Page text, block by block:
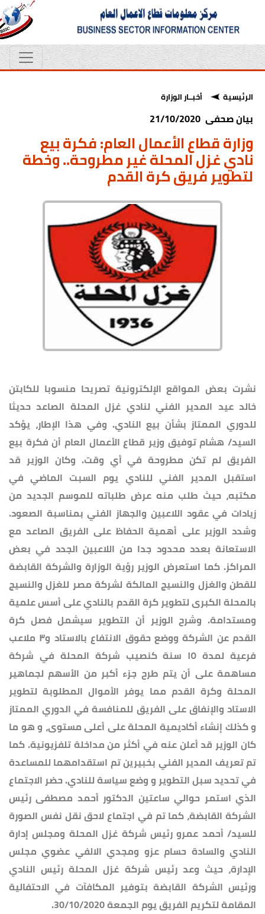
الرئيسية أخبــار الوزارة
بيان صحفى 21/10/2020
وزارة قطاع الأعمال العام: فكرة بيع
نادي غزل المحلة غير مطروحة.. وخطة
لتطوير فريق كرة القدم
نشرت بعض المواقع الإلكترونية تصريحا منسوبا للكابتن
خالد عيد المدير الفني لنادي غزل المحلة الصاعد حديثا
للدوري الممتاز بشأن بيع النادي. وفي هذا الإطار، يؤكد
السيد/ هشام توفيق وزير قطاع الأعمال العام أن فكرة بيع
الفريق لم تكن مطروحة في أي وقت. وكان الوزير قد
استقبل المدير الفني للنادي يوم السبت الماضي في
مكتبه، حيث طلب منه عرض طلباته للموسم الجديد من
زيادات في عقود اللاعبين والجهاز الفني بمناسبة الصعود.
وشدد الوزير على أهمية الحفاظ على الفريق الصاعد مع
الاستعانة بعدد محدود جدا من اللاعبين الجدد في بعض
المراكز. كما استعرض الوزير رؤية الوزارة والشركة القابضة
للقطن والغزل والنسيج المالكة لشركة مصر للغزل والنسيج
بالمحلة الكبرى لتطوير كرة القدم بالنادي على أسس علمية
ومستدامة. وشرح الوزير أن التطوير سيشمل فصل كرة
القدم عن الشركة ووضع حقوق الانتفاع بالاستاد و٣ ملاعب
فرعية لمدة ١٥ سنة كنصيب شركة المحلة في شركة
مساهمة على أن يتم طرح جزء أكبر من الأسهم لجماهير
المحلة وكرة القدم مما يوفر الأموال المطلوبة لتطوير
الاستاد والإنفاق على الفريق للمنافسة في الدوري الممتاز
و كذلك إنشاء أكاديمية المحلة على أعلى مستوى، و هو ما
كان الوزير قد أعلن عنه في أكثر من مداخلة تلفزيونية. كما
تم تعريف المدير الفني بخبيرين تم استقدامهما للمساعدة
في تحديد سبل التطوير و وضع سياسة للنادي. حضر الاجتماع
الذي استمر حوالي ساعتين الدكتور أحمد مصطفى رئيس
الشركة القابضة، كما تم في اجتماع لاحق نقل نفس الصورة
للسيد/ أحمد عمرو رئيس شركة غزل المحلة ومجلس إدارة
النادي والسادة حسام عزو ومجدي الالفي عضوي مجلس
الإدارة، حيث وعد رئيس شركة غزل المحلة رئيس النادي
ورئيس الشركة القابضة بتوفير المكافآت في الاحتفالية
المقامة لتكريم الفريق يوم الجمعة 30/10/2020.